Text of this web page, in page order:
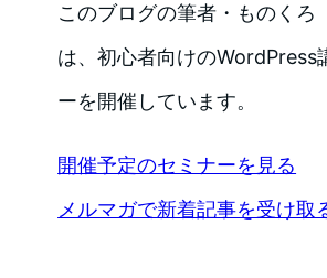
このブログの筆者・ものくろ
は、初心者向けのWordPress
ーを開催しています。
開催予定のセミナーを見る
メルマガで新着記事を受け取